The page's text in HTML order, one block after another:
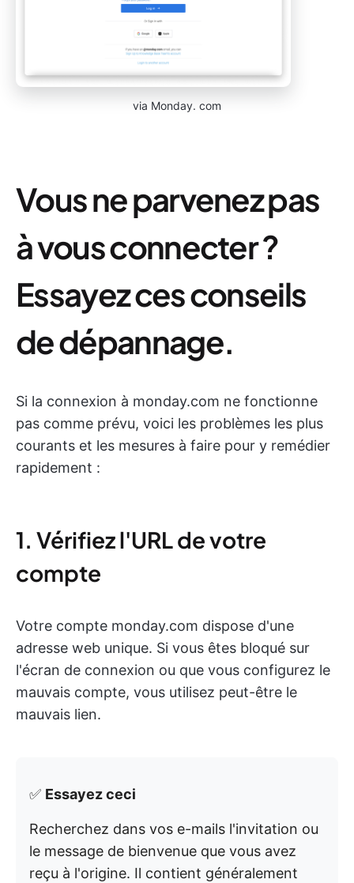
via Monday. com
Vous ne parvenez pas
à vous connecter ?
Essayez ces conseils
de dépannage.
Si la connexion à monday.com ne fonctionne
pas comme prévu, voici les problèmes les plus
courants et les mesures à faire pour y remédier
rapidement :
1. Vérifiez l'URL de votre
compte
Votre compte monday.com dispose d'une
adresse web unique. Si vous êtes bloqué sur
l'écran de connexion ou que vous configurez le
mauvais compte, vous utilisez peut-être le
mauvais lien.
✅ Essayez ceci
Recherchez dans vos e-mails l'invitation ou
le message de bienvenue que vous avez
reçu à l'origine. Il contient généralement